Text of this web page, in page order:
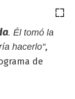
. Él tomó la
hacerlo",
de